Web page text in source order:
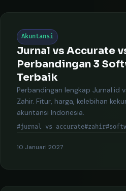
Akuntansi
Jurnal vs Accurate
Perbandingan 3
Terbaik
Perbandingan lengkap Jurnal.id
Zahir. Fitur, harga, kelebihan
akuntansi Indonesia.
#jurnal vs accurate#zahir
10 Januari 2027